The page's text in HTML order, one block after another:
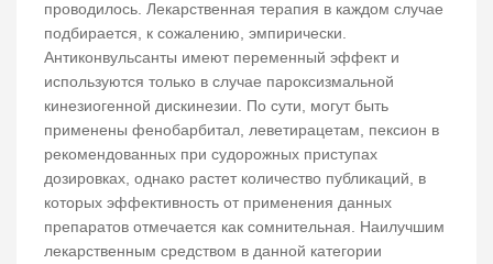
проводилось. Лекарственная терапия в каждом случае
подбирается, к сожалению, эмпирически.
Антиконвульсанты имеют переменный эффект и
используются только в случае пароксизмальной
кинезиогенной дискинезии. По сути, могут быть
применены фенобарбитал, леветирацетам, пексион в
рекомендованных при судорожных приступах
дозировках, однако растет количество публикаций, в
которых эффективность от применения данных
препаратов отмечается как сомнительная. Наилучшим
лекарственным средством в данной категории